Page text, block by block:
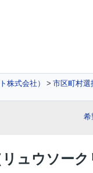
株式会社） 市区町村選
希
ュウソーク